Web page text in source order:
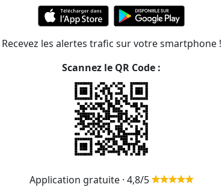
situées à moins de 1km de la gare
239m
Recevez les alertes trafic sur votre smartphone !
Scannez le QR Code :
Application gratuite · 4,8/5